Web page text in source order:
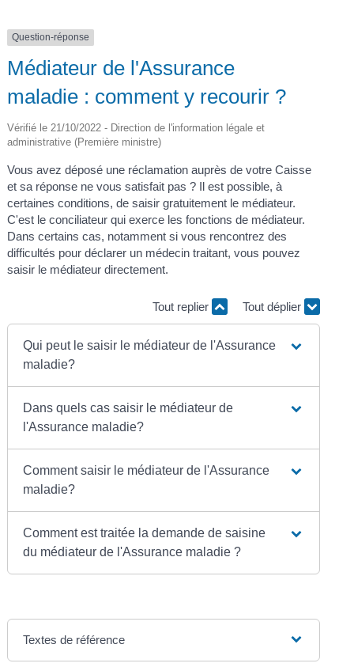
Question-réponse
Médiateur de l'Assurance
maladie : comment y recourir ?
Vérifié le 21/10/2022 - Direction de l'information légale et
administrative (Première ministre)
Vous avez déposé une réclamation auprès de votre Caisse
et sa réponse ne vous satisfait pas ? Il est possible, à
certaines conditions, de saisir gratuitement le médiateur.
C'est le conciliateur qui exerce les fonctions de médiateur.
Dans certains cas, notamment si vous rencontrez des
difficultés pour déclarer un médecin traitant, vous pouvez
saisir le médiateur directement.
Tout replier Tout déplier
Qui peut le saisir le médiateur de l'Assurance
maladie?
Dans quels cas saisir le médiateur de
l'Assurance maladie?
Comment saisir le médiateur de l'Assurance
maladie?
Comment est traitée la demande de saisine
du médiateur de l'Assurance maladie ?
Textes de référence